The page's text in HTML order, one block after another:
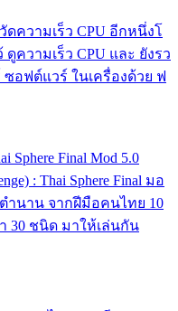
ความเร็ว CPU อีกหนึ่งโ
ความเร็ว CPU และ ยังรว
อฟต์แวร์ ในเครื่องด้วย ฟ
Sphere Final Mod 5.0
: Thai Sphere Final มอ
ตำนาน จากฝีมือคนไทย 10
30 ชนิด มาให้เล่นกัน